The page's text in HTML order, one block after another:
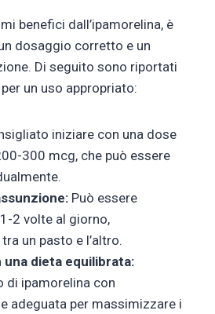
benefici dall’ipamorelina, è
dosaggio corretto e un
Di seguito sono riportati
un uso appropriato:
iniziare con una dose
300 mcg, che può essere
Può essere
2 volte al giorno,
un pasto e l’altro.
dieta equilibrata:
di ipamorelina con
adeguata per massimizzare i